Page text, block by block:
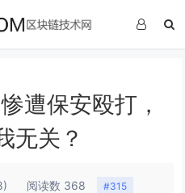
遭保安殴打，
无关？
阅读数 368 #315